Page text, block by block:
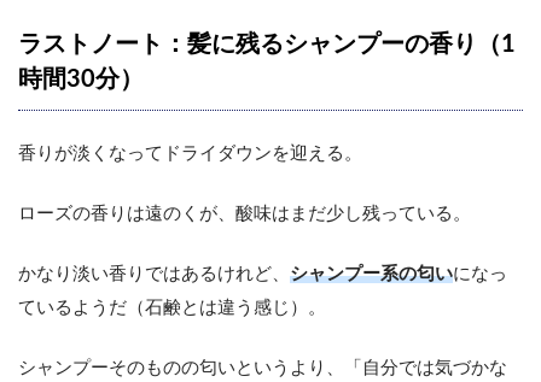
ラストノート：髪に残るシャンプーの香り（1
時間30分）
香りが淡くなってドライダウンを迎える。
ローズの香りは遠のくが、酸味はまだ少し残っている。
かなり淡い香りではあるけれど、 シャンプー系の匂いになっ
ているようだ（石鹸とは違う感じ）。
シャンプーそのものの匂いというより、「自分では気づかな